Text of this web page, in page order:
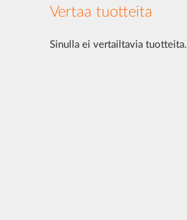
Vertaa tuotteita
Sinulla ei vertailtavia tuotteita.